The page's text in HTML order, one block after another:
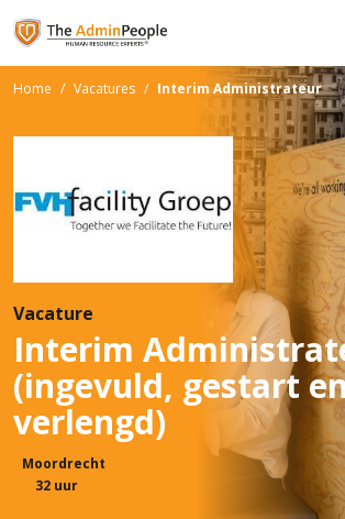
Home / Vacatures / Interim Administrateur
Vacature
Interim
(ingevuld, gestart
verlengd)
Moordrecht
32 uur